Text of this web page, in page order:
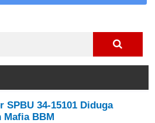
34-15101 Diduga
Mafia BBM